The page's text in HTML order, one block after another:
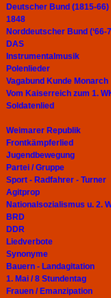
Deutscher Bund (1815-66)
1848
Norddeutscher Bund (‘66-
DAS
Instrumentalmusik
Polenlieder
Vagabund Kunde Monarch
Vom Kaiserreich zum 1.
Soldatenlied
Weimarer Republik
Frontkämpferlied
Jugendbewegung
Partei / Gruppe
Sport - Radfahrer - Turner
Agitprop
Nationalsozialismus u. 2.
BRD
DDR
Liedverbote
Synonyme
Bauern - Landagitation
1. Mai / 8 Stundentag
Frauen / Emanzipation